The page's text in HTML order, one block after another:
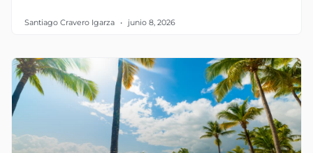
Santiago Cravero Igarza junio 8, 2026